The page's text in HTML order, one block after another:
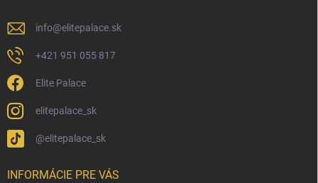
info@elitepalace.sk
+421 951 055 817
Elite Palace
elitepalace_sk
@elitepalace_sk
INFORMÁCIE PRE VÁS